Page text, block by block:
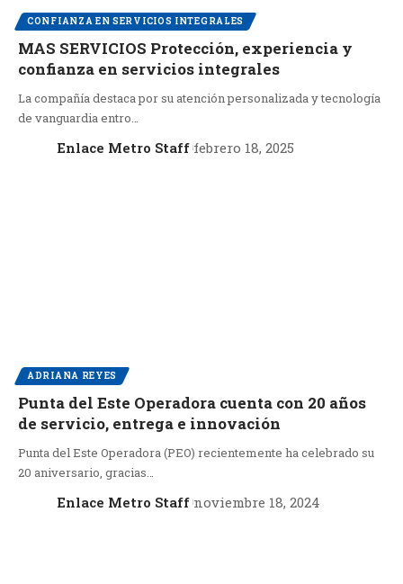
CONFIANZA EN SERVICIOS INTEGRALES
MAS SERVICIOS Protección, experiencia y
confianza en servicios integrales
La compañía destaca por su atención personalizada y tecnología
de vanguardia entro…
Enlace Metro Staff febrero 18, 2025
ADRIANA REYES
Punta del Este Operadora cuenta con 20 años
de servicio, entrega e innovación
Punta del Este Operadora (PEO) recientemente ha celebrado su
20 aniversario, gracias…
Enlace Metro Staff noviembre 18, 2024